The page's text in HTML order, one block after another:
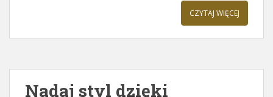
CZYTAJ WIĘCEJ
Nadaj styl dzięki